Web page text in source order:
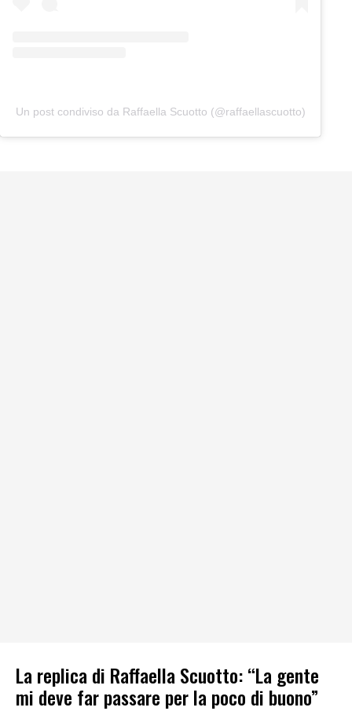
Un post condiviso da Raffaella Scuotto (@raffaellascuotto)
La replica di Raffaella Scuotto: “La gente
mi deve far passare per la poco di buono”